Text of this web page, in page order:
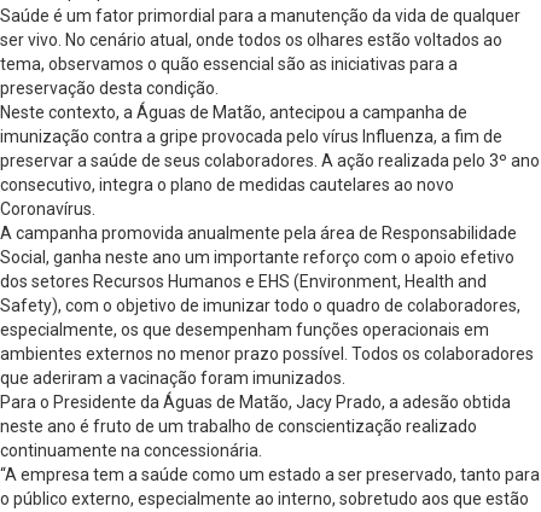
Saúde é um fator primordial para a manutenção da vida de qualquer
ser vivo. No cenário atual, onde todos os olhares estão voltados ao
tema, observamos o quão essencial são as iniciativas para a
preservação desta condição.
Neste contexto, a Águas de Matão, antecipou a campanha de
imunização contra a gripe provocada pelo vírus Influenza, a fim de
preservar a saúde de seus colaboradores. A ação realizada pelo 3º ano
consecutivo, integra o plano de medidas cautelares ao novo
Coronavírus.
A campanha promovida anualmente pela área de Responsabilidade
Social, ganha neste ano um importante reforço com o apoio efetivo
dos setores Recursos Humanos e EHS (Environment, Health and
Safety), com o objetivo de imunizar todo o quadro de colaboradores,
especialmente, os que desempenham funções operacionais em
ambientes externos no menor prazo possível. Todos os colaboradores
que aderiram a vacinação foram imunizados.
Para o Presidente da Águas de Matão, Jacy Prado, a adesão obtida
neste ano é fruto de um trabalho de conscientização realizado
continuamente na concessionária.
“A empresa tem a saúde como um estado a ser preservado, tanto para
o público externo, especialmente ao interno, sobretudo aos que estão